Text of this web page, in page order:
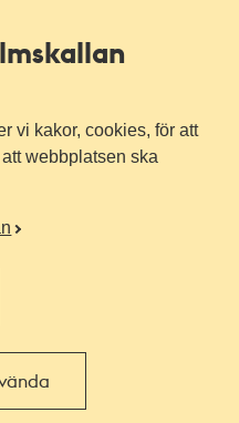
vi kakor, cookies, för att
webbplatsen ska